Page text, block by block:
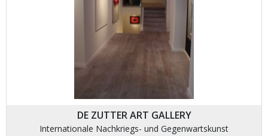
DE ZUTTER ART GALLERY
Internationale Nachkriegs- und Gegenwartskunst